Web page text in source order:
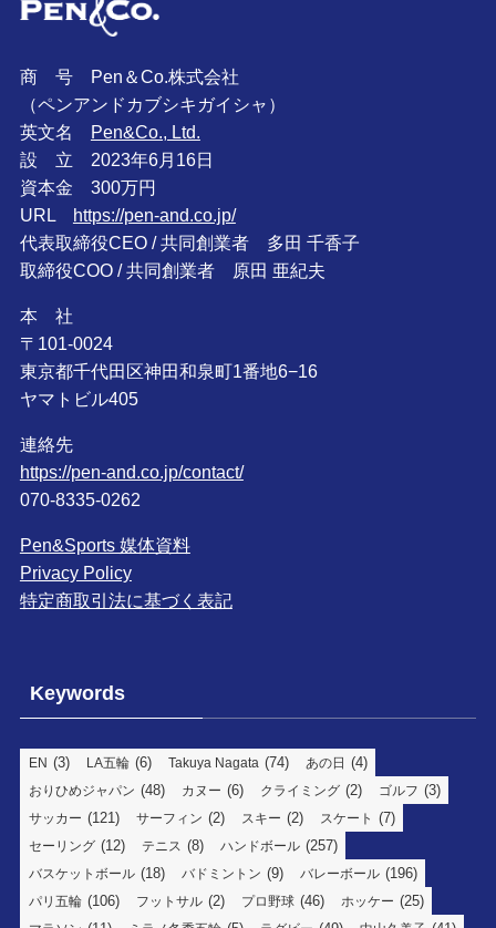
商 号 Pen＆Co.株式会社
（ペンアンドカブシキガイシャ）
英文名 Pen&Co., Ltd.
設 立 2023年6月16日
資本金 300万円
URL https://pen-and.co.jp/
代表取締役CEO / 共同創業者 多田 千香子
取締役COO / 共同創業者 原田 亜紀夫
本 社
〒101-0024
東京都千代田区神田和泉町1番地6−16
ヤマトビル405
連絡先
https://pen-and.co.jp/contact/
070-8335-0262
Pen&Sports 媒体資料
Privacy Policy
特定商取引法に基づく表記
Keywords
EN (3) LA五輪 (6) Takuya Nagata (74) あの日 (4)
おりひめジャパン (48) カヌー (6) クライミング (2) ゴルフ (3)
サッカー (121) サーフィン (2) スキー (2) スケート (7)
セーリング (12) テニス (8) ハンドボール (257)
バスケットボール (18) バドミントン (9) バレーボール (196)
パリ五輪 (106) フットサル (2) プロ野球 (46) ホッケー (25)